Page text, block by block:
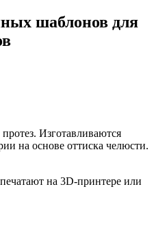
шаблонов для
Изготавливаются
на основе оттиска челюсти.
на 3D-принтере или